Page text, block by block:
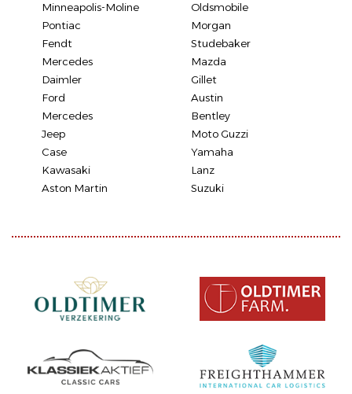
Minneapolis-Moline
Oldsmobile
Pontiac
Morgan
Fendt
Studebaker
Mercedes
Mazda
Daimler
Gillet
Ford
Austin
Mercedes
Bentley
Jeep
Moto Guzzi
Case
Yamaha
Kawasaki
Lanz
Aston Martin
Suzuki